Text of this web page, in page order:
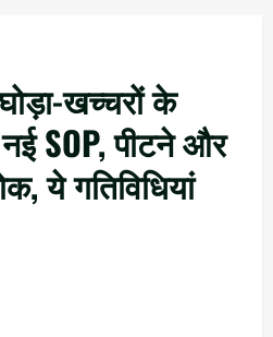
खच्चरों के
SOP, पीटने और
ये गतिविधियां